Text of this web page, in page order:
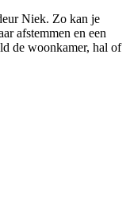
Niek. Zo kan je
afstemmen en een
de woonkamer, hal of